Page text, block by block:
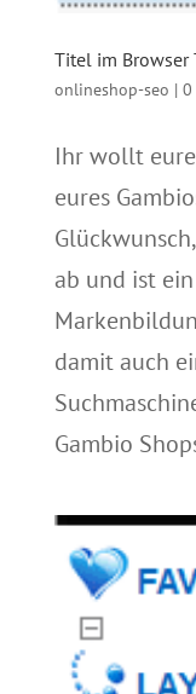
Titel im Browser
onlineshop-seo | 0
Ihr wollt
eures
ab und ist
damit auch
Gambio